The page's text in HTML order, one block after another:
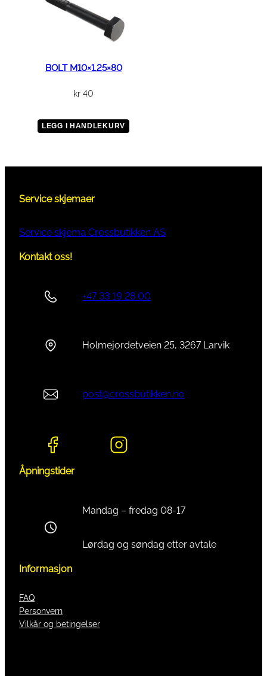
BOLT M10×1.25×80
kr 40
LEGG I HANDLEKURV
Service skjemaer
Service skjema Crossbutikken AS
Kontakt oss!
+47 33 19 28 00
Holmejordetveien 25, 3267 Larvik
post@crossbutikken.no
Åpningstider
Mandag – fredag 08-17
Lørdag og søndag etter avtale
Informasjon
FAQ
Personvern
Vilkår og betingelser